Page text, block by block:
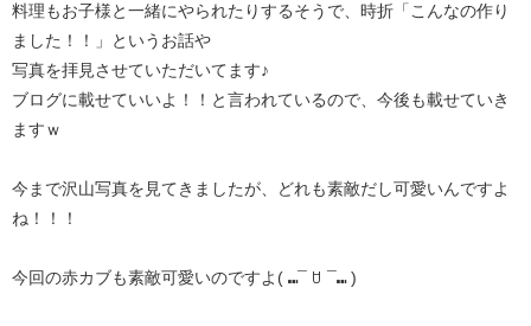
料理もお子様と一緒にやられたりするそうで、時折「こんなの作り
ました！！」というお話や
写真を拝見させていただいてます♪
ブログに載せていいよ！！と言われているので、今後も載せていき
ますｗ
今まで沢山写真を見てきましたが、どれも素敵だし可愛いんですよ
ね！！！
今回の赤カブも素敵可愛いのですよ( ⑉¯ ꇴ ¯⑉ )